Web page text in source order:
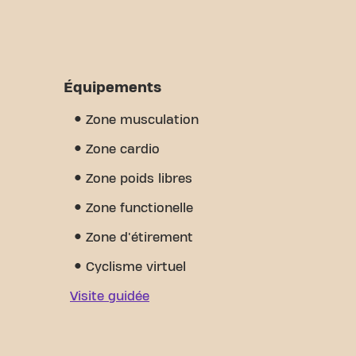
Équipements
Zone musculation
Zone cardio
Zone poids libres
Zone functionelle
Zone d'étirement
Cyclisme virtuel
Visite guidée